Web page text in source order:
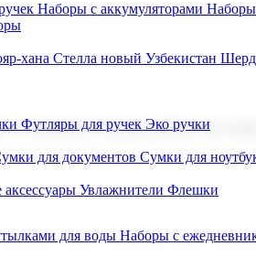
Наборы с аккумуляторами
хана Стелла новый Узбекистан
Футляры для ручек Эко ручки
для документов Сумки для
Увлажнители Флешки
В нашем каталоге вы
для воды Наборы с